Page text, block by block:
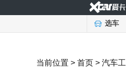
选车
当前位置 > 首页 > 汽车